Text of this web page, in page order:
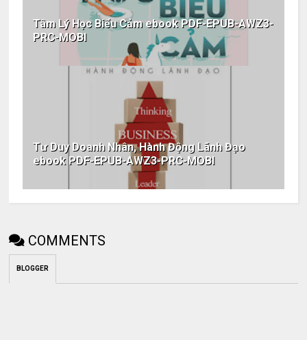
Tâm Lý Học Biểu Cảm ebook PDF-EPUB-AWZ3-
PRC-MOBI
Tư Duy Doanh Nhân, Hành Động Lãnh Đạo
ebook PDF-EPUB-AWZ3-PRC-MOBI
COMMENTS
BLOGGER